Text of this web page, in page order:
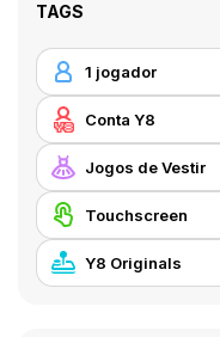
TAGS
1 jogador
Conta Y8
Jogos de Vestir
Touchscreen
Y8 Originals